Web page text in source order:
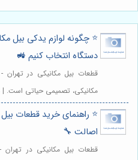
⭐️ چگونه لوازم یدکی بیل
دستگاه انتخاب کنیم 🚜
قطعات بیل مکانیکی در تهران
مکانیکی، تصمیمی حیاتی است.
⭐️ راهنمای خرید قطعات
اصالت 🔧
قطعات بیل مکانیکی در تهران